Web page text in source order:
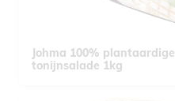
Johma 100% plantaardige
tonijnsalade 1kg